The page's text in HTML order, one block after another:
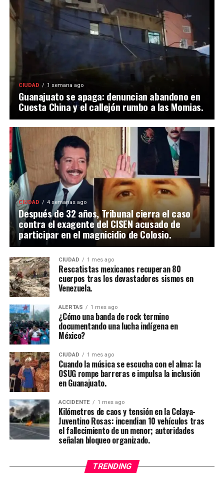
CIUDAD 1 semana ago
Guanajuato se apaga: denuncian abandono en
Cuesta China y el callejón rumbo a las Momias.
CIUDAD 4 semanas ago
Después de 32 años, Tribunal cierra el caso
contra el exagente del CISEN acusado de
participar en el magnicidio de Colosio.
CIUDAD 1 mes ago
Rescatistas mexicanos recuperan 80
cuerpos tras los devastadores sismos en
Venezuela.
ALERTAS 1 mes ago
¿Cómo una banda de rock termino
documentando una lucha indígena en
México?
CIUDAD 1 mes ago
Cuando la música se escucha con el alma: la
OSUG rompe barreras e impulsa la inclusión
en Guanajuato.
ACCIDENTE 1 mes ago
Kilómetros de caos y tensión en la Celaya-
Juventino Rosas: incendian 10 vehículos tras
el fallecimiento de un menor; autoridades
señalan bloqueo organizado.
TRENDING